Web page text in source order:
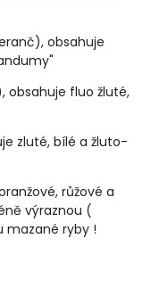
obsahuje
obsahuje fluo žluté,
zluté, bílé a žluto-
růžové a
výraznou (
mazané ryby !